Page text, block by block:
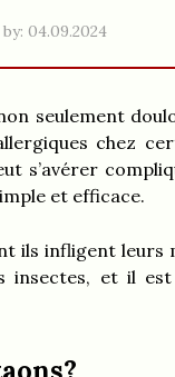
04.09.2024
seulement
chez
s’avérer
et efficace.
ils infligent leurs
insectes, et il